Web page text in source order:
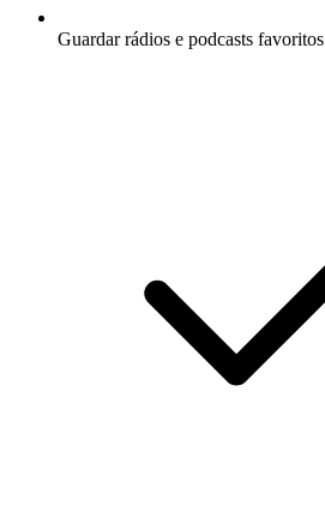
Guardar rádios e podcasts favoritos